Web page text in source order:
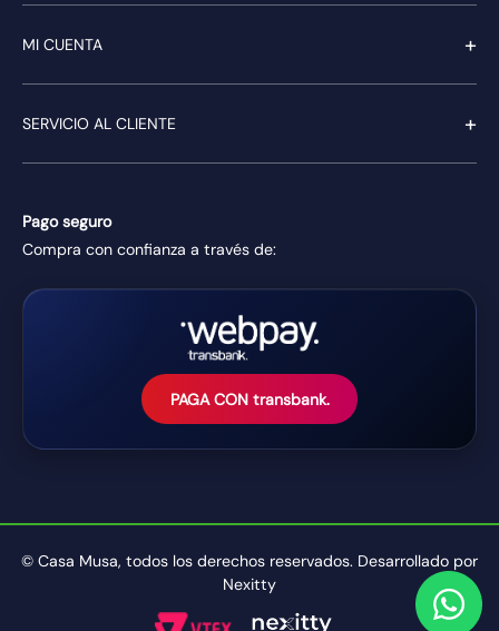
MI CUENTA +
SERVICIO AL CLIENTE +
Pago seguro
Compra con confianza a través de:
PAGA CON transbank.
© Casa Musa, todos los derechos reservados. Desarrollado por
Nexitty